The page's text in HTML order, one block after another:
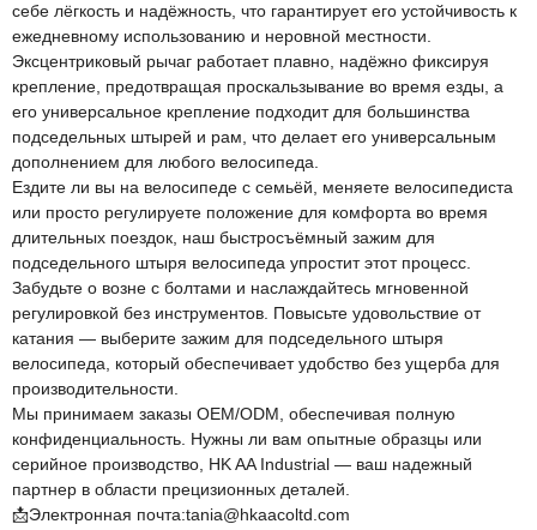
себе лёгкость и надёжность, что гарантирует его устойчивость к
ежедневному использованию и неровной местности.
Эксцентриковый рычаг работает плавно, надёжно фиксируя
крепление, предотвращая проскальзывание во время езды, а
его универсальное крепление подходит для большинства
подседельных штырей и рам, что делает его универсальным
дополнением для любого велосипеда.
Ездите ли вы на велосипеде с семьёй, меняете велосипедиста
или просто регулируете положение для комфорта во время
длительных поездок, наш быстросъёмный зажим для
подседельного штыря велосипеда упростит этот процесс.
Забудьте о возне с болтами и наслаждайтесь мгновенной
регулировкой без инструментов. Повысьте удовольствие от
катания — выберите зажим для подседельного штыря
велосипеда, который обеспечивает удобство без ущерба для
производительности.
Мы принимаем заказы OEM/ODM, обеспечивая полную
конфиденциальность. Нужны ли вам опытные образцы или
серийное производство, HK AA Industrial — ваш надежный
партнер в области прецизионных деталей.
📩Электронная почта:tania@hkaacoltd.com